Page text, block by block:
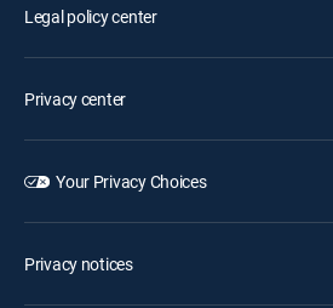
Legal policy center
Privacy center
Your Privacy Choices
Privacy notices